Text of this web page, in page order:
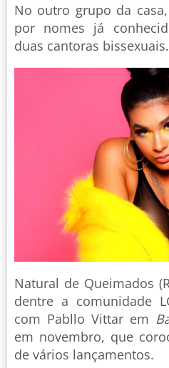
No outro grupo da
por nomes já
duas cantoras
Natural de Queimados
dentre a comunidade
com Pabllo Vittar em
em novembro, que
de vários lançamentos.